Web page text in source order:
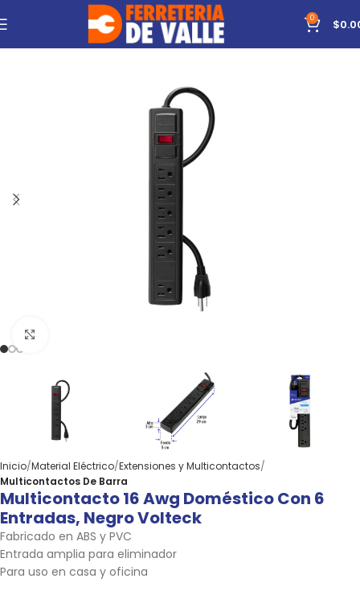
0 $
Inicio Material Eléctrico Extensiones y Multicontactos
Multicontactos De Barra
Multicontacto 16 Awg Doméstico Con 6
Entradas, Negro Volteck
Fabricado en ABS y PVC
Entrada amplia para eliminador
Para uso en casa y oficina